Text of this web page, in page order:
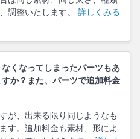
調整いたします。 詳しくみる
くなってしまったパーツもあ
か？また、パーツで追加料金
が、出来る限り同じようなも
す。追加料金も素材、形によ